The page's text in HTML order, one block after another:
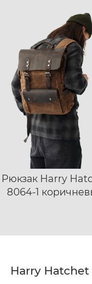
Рюкзак Harry
8064-1
Harry Hatchet